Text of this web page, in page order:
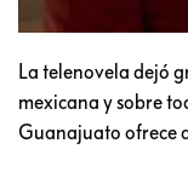
La telenovela dejó
mexicana y sobre
Guanajuato ofrece